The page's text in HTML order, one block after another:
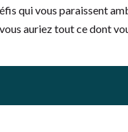
qui vous paraissent
auriez tout ce dont